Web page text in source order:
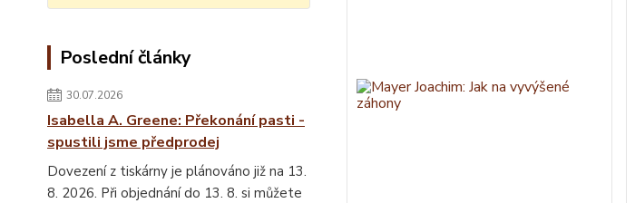
Poslední články
30.07.2026
Isabella A. Greene: Překonání pasti -
spustili jsme předprodej
Dovezení z tiskárny je plánováno již na 13.
8. 2026. Při objednání do 13. 8. si můžete